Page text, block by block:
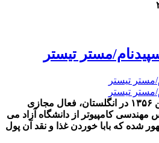
مستر تیستر
حمید سپیدنام متولد ۲۲ بهمن ۱۳۵۶ در انگلستان، فعال مجازی
مهندسی کامپیوتر از دانشگاه آزاد می
شده که بابا خوردن غذا و نقد آن پول